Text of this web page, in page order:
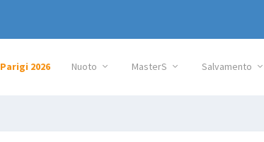
Parigi 2026 Nuoto MasterS Salvamento